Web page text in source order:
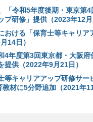
「令和5年度後期・東京第4
プ研修」提供（2023年12月
おける「保育士等キャリア
14日）
4年度第3回東京都・大阪府
提供（2022年9月21日）
等キャリアアップ研修サー
教材に5分野追加（2021年